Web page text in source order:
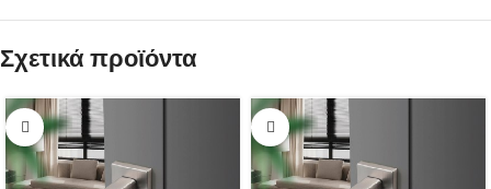
Σχετικά προϊόντα